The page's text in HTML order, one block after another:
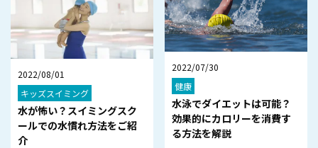
2022/08/01
キッズスイミング
水が怖い？スイミングスク
ールでの水慣れ方法をご紹
介
2022/07/30
健康
水泳でダイエットは可能？
効果的にカロリーを消費す
る方法を解説